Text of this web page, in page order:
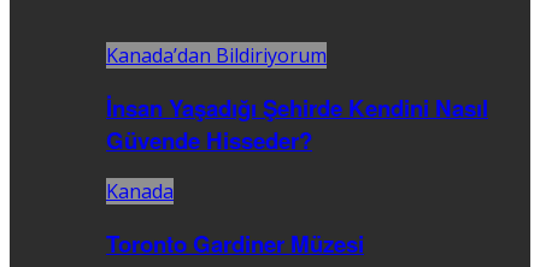
Kanada’dan Bildiriyorum
İnsan Yaşadığı Şehirde Kendini Nasıl
Güvende Hisseder?
Kanada
Toronto Gardiner Müzesi